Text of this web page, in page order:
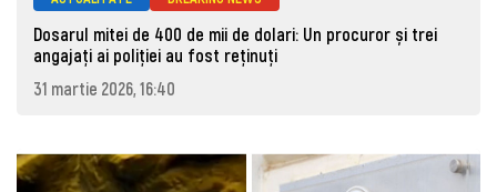
Dosarul mitei de 400 de mii de dolari: Un procuror și trei
angajați ai poliției au fost reținuți
31 martie 2026, 16:40